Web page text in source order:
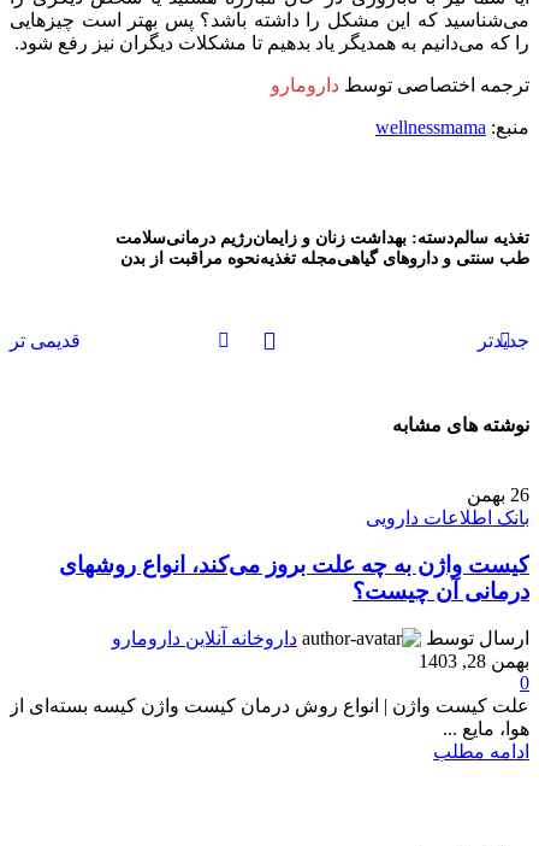
می‌شناسید که این مشکل را داشته باشد؟ پس بهتر است چیزهایی
را که می‌دانیم به همدیگر یاد بدهیم تا مشکلات دیگران نیز رفع شود.
ترجمه اختصاصی توسط دارومارو
منبع: wellnessmama
تغذیه سالمدسته: بهداشت زنان و زایمانرژیم درمانیسلامت
طب سنتی و داروهای گیاهیمجله تغذیهنحوه مراقبت از بدن
جدیدتر قدیمی تر
نوشته های مشابه
26 بهمن
بانک اطلاعات دارویی
کیست واژن به چه علت بروز می‌کند، انواع روشهای
درمانی آن چیست؟
ارسال توسط
داروخانه آنلاین دارومارو
بهمن 28, 1403
0
علت کیست واژن | انواع روش درمان کیست واژن کیسه بسته‌ای از
هوا، مایع ...
ادامه مطلب